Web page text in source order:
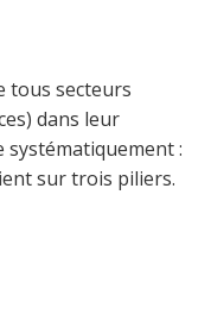
tous secteurs
dans leur
:
sur trois piliers.